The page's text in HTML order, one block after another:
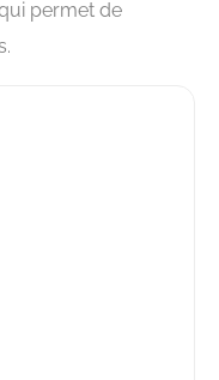
permet de